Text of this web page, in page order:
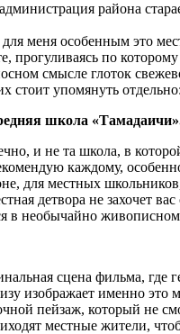
района
для меня особенным это
прогуливаясь по
смысле глоток
стоит упомянуть отдельно:
школа
и не та школа, в
каждому,
для местных
детвора не захочет
в необычайно живописном
сцена фильма, где
изображает именно это
пейзаж, который не
местные жители,